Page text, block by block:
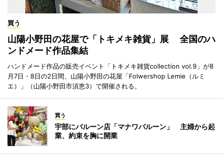
買う
山陽小野田の花屋で「トキメキ雑貨」展 全国のハ
ンドメード作品集結
ハンドメード作品の販売イベント「トキメキ雑貨collection vol.9」が8
月7日・8日の2日間、山陽小野田の花屋「Folwershop Lemie（ルミ
エ）」（山陽小野田市須恵3）で開催される。
買う
宇部にバルーン店「マナワバルーン」 主婦から起
業、約束を胸に開業